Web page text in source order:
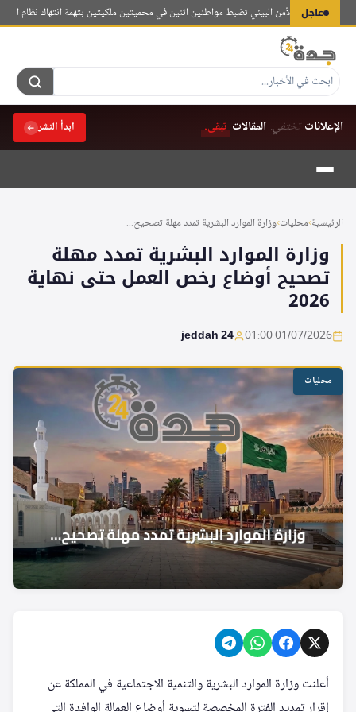
عاجل
الخاصة للأمن البيئي تضبط مواطنين اثنين في محميتين ملكيتين بتهمة انتهاك نظام البيئة
الإعلانات تختفي.المقالات تبقى. ابدأ النشر
التجاوز
المحتوى
الرئيسية›محليات›وزارة الموارد البشرية تمدد مهلة تصحيح...
وزارة الموارد البشرية تمدد مهلة
تصحيح أوضاع رخص العمل حتى نهاية
2026
01/07/2026 01:00
jeddah 24
محليات
أعلنت وزارة الموارد البشرية والتنمية الاجتماعية في المملكة عن